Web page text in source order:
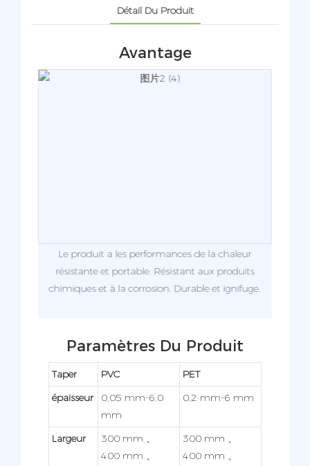
Détail Du Produit
Avantage
Le produit a les performances de la chaleur
résistante et portable. Résistant aux produits
chimiques et à la corrosion. Durable et ignifuge.
Paramètres Du Produit
Taper PVC
PET
épaisseur
0,05 mm-6,0
mm
0,2 mm-6 mm
Largeur
300 mm 、
400 mm 、
300 mm 、
400 mm 、